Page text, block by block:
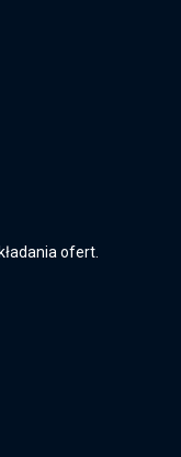
ofert.